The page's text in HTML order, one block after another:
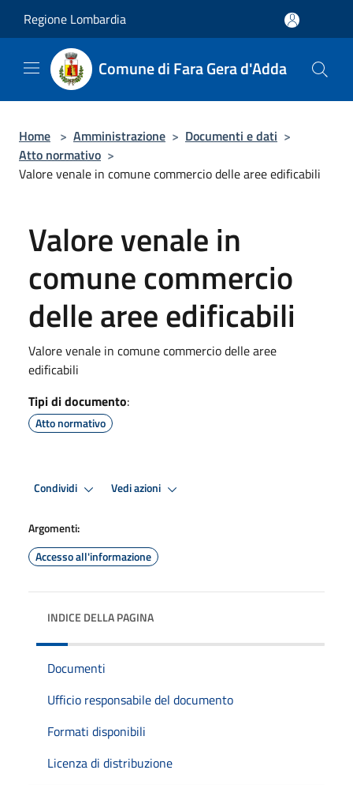
Regione Lombardia
Comune di Fara Gera d'Adda
Home > Amministrazione > Documenti e dati >
Atto normativo >
Valore venale in comune commercio delle aree edificabili
Valore venale in
comune commercio
delle aree edificabili
Valore venale in comune commercio delle aree
edificabili
Tipi di documento:
Atto normativo
Condividi Vedi azioni
Argomenti:
Accesso all'informazione
INDICE DELLA PAGINA
Documenti
Ufficio responsabile del documento
Formati disponibili
Licenza di distribuzione